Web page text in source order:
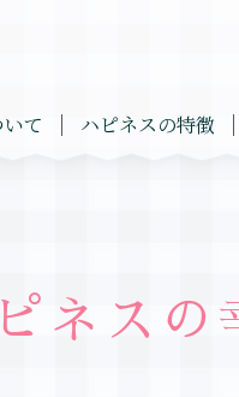
て ハピネスの特徴
ネスの